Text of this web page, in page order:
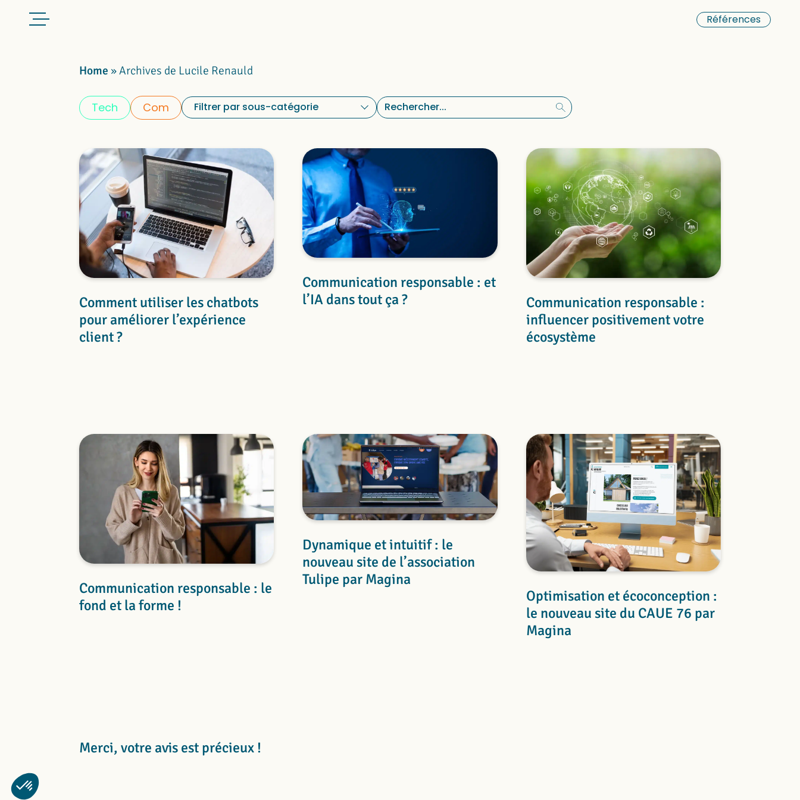
Références
Home »Archives de Lucile Renauld
Tech Com Filtrer par sous-catégorie Rechercher :
Comment utiliser les chatbots
pour améliorer l’expérience
client ?
Communication responsable : et
l’IA dans tout ça ?
Communication responsable :
influencer positivement votre
écosystème
Communication responsable : le
fond et la forme !
Dynamique et intuitif : le
nouveau site de l’association
Tulipe par Magina
Optimisation et écoconception :
le nouveau site du CAUE 76 par
Magina
Merci, votre avis est précieux !